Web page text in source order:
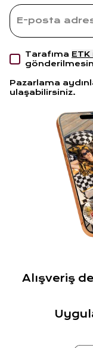
Tarafıma
Pazarlama
ulaşabilirsiniz.
Alışveriş